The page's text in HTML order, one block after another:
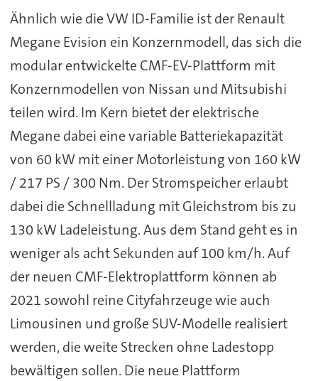
Ähnlich wie die VW ID-Familie ist der Renault
Megane Evision ein Konzernmodell, das sich die
modular entwickelte CMF-EV-Plattform mit
Konzernmodellen von Nissan und Mitsubishi
teilen wird. Im Kern bietet der elektrische
Megane dabei eine variable Batteriekapazität
von 60 kW mit einer Motorleistung von 160 kW
/ 217 PS / 300 Nm. Der Stromspeicher erlaubt
dabei die Schnellladung mit Gleichstrom bis zu
130 kW Ladeleistung. Aus dem Stand geht es in
weniger als acht Sekunden auf 100 km/h. Auf
der neuen CMF-Elektroplattform können ab
2021 sowohl reine Cityfahrzeuge wie auch
Limousinen und große SUV-Modelle realisiert
werden, die weite Strecken ohne Ladestopp
bewältigen sollen. Die neue Plattform